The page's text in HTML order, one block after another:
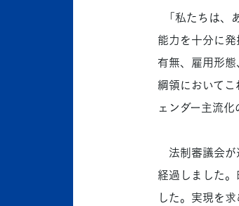
「私たちは、
能力を十分に
有無、雇用形
綱領において
ェンダー主流
法制審議会が
経過しました
した。実現を